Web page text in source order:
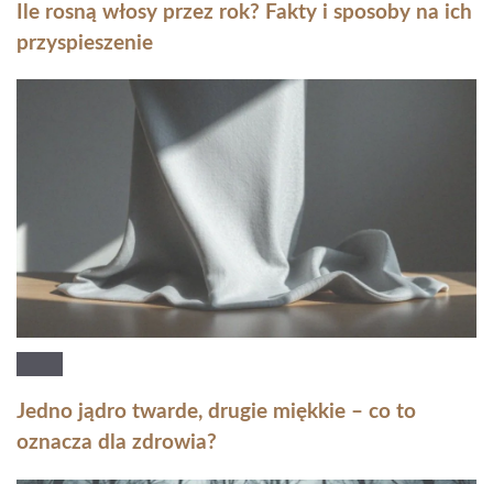
Ile rosną włosy przez rok? Fakty i sposoby na ich
przyspieszenie
Jedno jądro twarde, drugie miękkie – co to
oznacza dla zdrowia?